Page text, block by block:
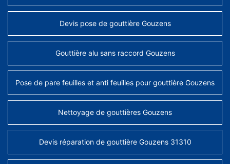
Devis pose de gouttière Gouzens
Gouttière alu sans raccord Gouzens
Pose de pare feuilles et anti feuilles pour gouttière Gouzens
Nettoyage de gouttières Gouzens
Devis réparation de gouttière Gouzens 31310